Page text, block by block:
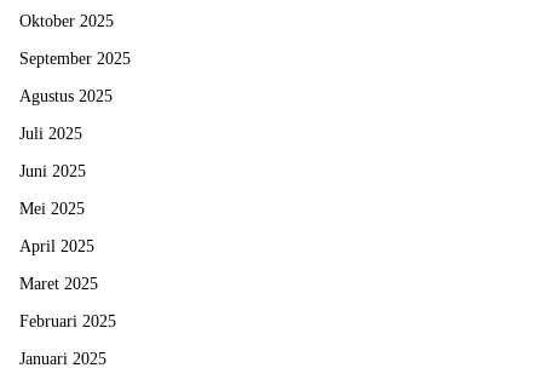
Oktober 2025
September 2025
Agustus 2025
Juli 2025
Juni 2025
Mei 2025
April 2025
Maret 2025
Februari 2025
Januari 2025